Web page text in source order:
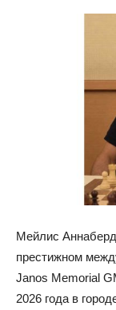
Мейлис
престижном
Janos Memorial
2026 года в